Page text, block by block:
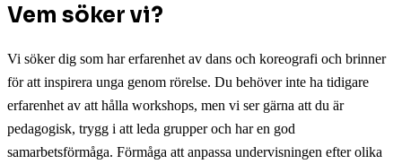
Vem söker vi?
Vi söker dig som har erfarenhet av dans och koreografi och brinner
för att inspirera unga genom rörelse. Du behöver inte ha tidigare
erfarenhet av att hålla workshops, men vi ser gärna att du är
pedagogisk, trygg i att leda grupper och har en god
samarbetsförmåga. Förmåga att anpassa undervisningen efter olika